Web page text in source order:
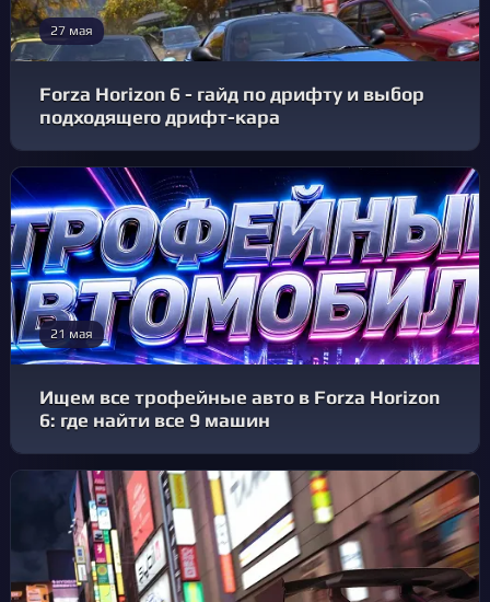
27 мая
Forza Horizon 6 - гайд по дрифту и выбор
подходящего дрифт-кара
21 мая
Ищем все трофейные авто в Forza Horizon
6: где найти все 9 машин